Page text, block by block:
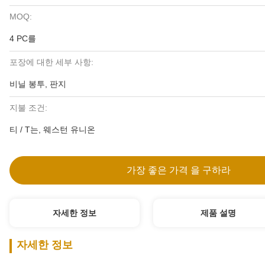
MOQ:
4 PC를
포장에 대한 세부 사항:
비닐 봉투, 판지
지불 조건:
티 / T는, 웨스턴 유니온
가장 좋은 가격 을 구하라
자세한 정보 제품 설명
자세한 정보